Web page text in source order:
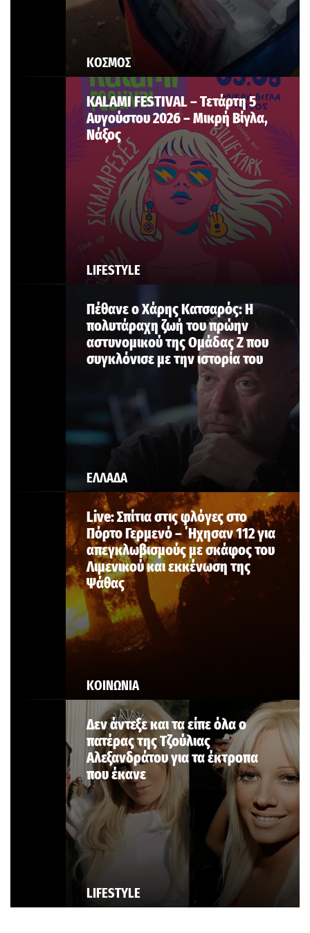
ΚΟΣΜΟΣ
LIFESTYLE
KALAMI FESTIVAL – Τετάρτη 5
Αυγούστου 2026 – Μικρή Βίγλα,
Νάξος
ΕΛΛΑΔΑ
Πέθανε ο Χάρης Κατσαρός: Η
πολυτάραχη ζωή του πρώην
αστυνομικού της Ομάδας Ζ που
συγκλόνισε με την ιστορία του
ΚΟΙΝΩΝΙΑ
Live: Σπίτια στις φλόγες στο
Πόρτο Γερμενό – ΄Ηχησαν 112 για
απεγκλωβισμούς με σκάφος του
Λιμενικού και εκκένωση της
Ψάθας
LIFESTYLE
Δεν άντεξε και τα είπε όλα ο
πατέρας της Τζούλιας
Αλεξανδράτου για τα έκτροπα
που έκανε